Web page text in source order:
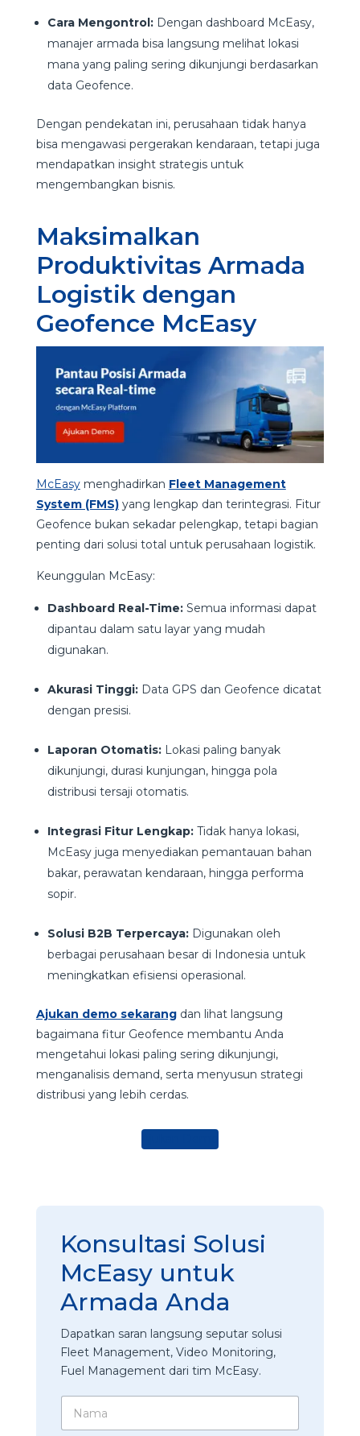
Cara Mengontrol:Dengan dashboard McEasy,
manajer armada bisa langsung melihat lokasi
mana yang paling sering dikunjungi berdasarkan
data Geofence.
Dengan pendekatan ini, perusahaan tidak hanya
bisa mengawasi pergerakan kendaraan, tetapi juga
mendapatkan insight strategis untuk
mengembangkan bisnis.
Maksimalkan
Produktivitas Armada
Logistik dengan
Geofence McEasy
McEasymenghadirkan Fleet Management
System (FMS)yang lengkap dan terintegrasi. Fitur
Geofence bukan sekadar pelengkap, tetapi bagian
penting dari solusi total untuk perusahaan logistik.
Keunggulan McEasy:
Dashboard Real-Time:Semua informasi dapat
dipantau dalam satu layar yang mudah
digunakan.
Akurasi Tinggi:Data GPS dan Geofence dicatat
dengan presisi.
Laporan Otomatis:Lokasi paling banyak
dikunjungi, durasi kunjungan, hingga pola
distribusi tersaji otomatis.
Integrasi Fitur Lengkap:Tidak hanya lokasi,
McEasy juga menyediakan pemantauan bahan
bakar, perawatan kendaraan, hingga performa
sopir.
Solusi B2B Terpercaya:Digunakan oleh
berbagai perusahaan besar di Indonesia untuk
meningkatkan efisiensi operasional.
Ajukan demo sekarangdan lihat langsung
bagaimana fitur Geofence membantu Anda
mengetahui lokasi paling sering dikunjungi,
menganalisis demand, serta menyusun strategi
distribusi yang lebih cerdas.
Konsultasi Solusi
McEasy untuk
Armada Anda
Dapatkan saran langsung seputar solusi
Fleet Management, Video Monitoring,
Fuel Management dari tim McEasy.